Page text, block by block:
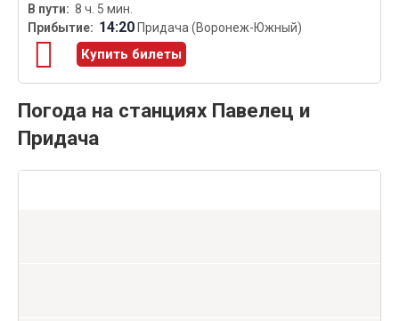
8 ч. 5 мин.
14:20 Придача (Воронеж-Южный)
Купить билеты
Погода на станциях Павелец и
Придача